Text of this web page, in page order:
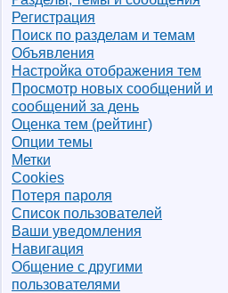
Регистрация
Поиск по разделам и темам
Объявления
Настройка отображения тем
Просмотр новых сообщений и
сообщений за день
Оценка тем (рейтинг)
Опции темы
Метки
Cookies
Потеря пароля
Список пользователей
Ваши уведомления
Навигация
Общение с другими
пользователями